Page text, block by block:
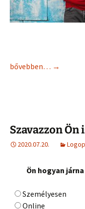
bővebben… →
Szavazzon Ön
2020.07.20.
Ön hogyan
Személyesen
Online